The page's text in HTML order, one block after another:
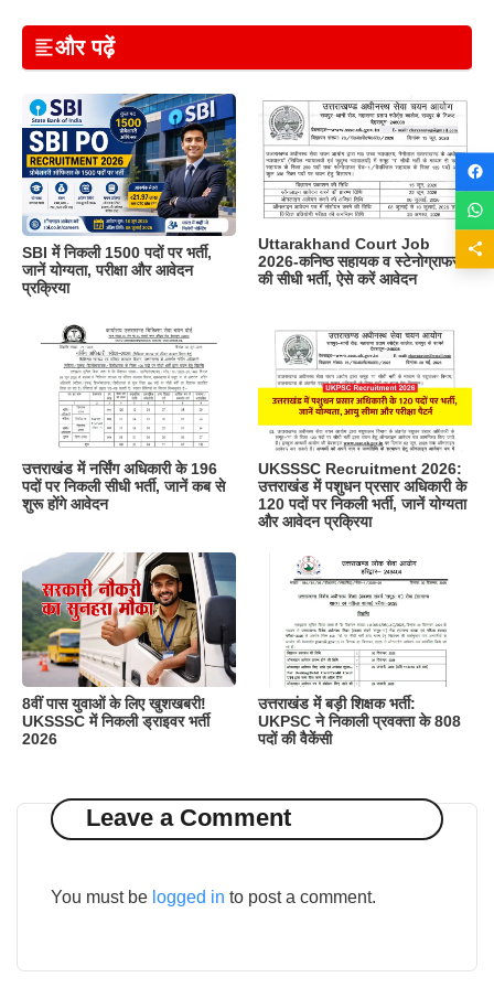
और पढ़ें
SBI में निकली 1500 पदों पर भर्ती,
जानें योग्यता, परीक्षा और आवेदन
प्रक्रिया
Uttarakhand Court Job
2026-कनिष्ठ सहायक व स्टेनोग्राफर
की सीधी भर्ती, ऐसे करें आवेदन
उत्तराखंड में नर्सिंग अधिकारी के 196
पदों पर निकली सीधी भर्ती, जानें कब से
शुरू होंगे आवेदन
UKSSSC Recruitment 2026:
उत्तराखंड में पशुधन प्रसार अधिकारी के
120 पदों पर निकली भर्ती, जानें योग्यता
और आवेदन प्रक्रिया
8वीं पास युवाओं के लिए खुशखबरी!
UKSSSC में निकली ड्राइवर भर्ती
2026
उत्तराखंड में बड़ी शिक्षक भर्ती:
UKPSC ने निकाली प्रवक्ता के 808
पदों की वैकेंसी
Leave a Comment
You must be logged in to post a comment.